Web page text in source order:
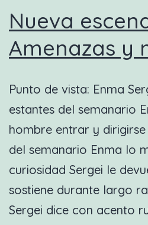
Nueva
Amenazas y
Punto de vista: Enma
estantes del semanario
hombre entrar y
del semanario Enma lo
curiosidad Sergei le
sostiene durante largo
Sergei dice con acento